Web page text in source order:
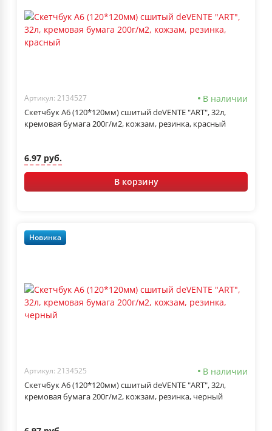
Артикул: 2134527 В наличии
Скетчбук А6 (120*120мм) сшитый deVENTE "ART", 32л,
кремовая бумага 200г/м2, кожзам, резинка, красный
6.97 руб.
В корзину
Новинка
Артикул: 2134525 В наличии
Скетчбук А6 (120*120мм) сшитый deVENTE "ART", 32л,
кремовая бумага 200г/м2, кожзам, резинка, черный